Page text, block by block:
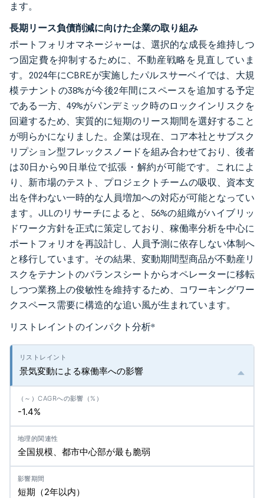
ます。
長期リース負債削減に向けた企業の取り組み
ポートフォリオマネージャーは、選択的な成長を維持しつ
つ固定費を抑制するために、不動産戦略を見直していま
す。2024年にCBREが実施したパルスサーベイでは、大規
模テナントの38%が今後2年間にスペースを追加する予定
である一方、49%がパンデミック時のロックインリスクを
回避するため、実質的に短期のリース期間を選好すること
が明らかになりました。企業は現在、コア本社とサブスク
リプション型フレックスノードを組み合わせており、後者
は30日から90日単位で拡張・解約が可能です。これによ
り、新市場のテスト、プロジェクトチームの吸収、資本支
出を伴わない一時的な人員増加への対応が可能となってい
ます。JLLのリサーチによると、56%の組織がハイブリッ
ドワーク方針を正式に策定しており、稼働率分析を中心に
ポートフォリオを再設計し、人員予測に依存しない体制へ
と移行しています。その結果、変動期間型商品が不動産リ
スクをテナントのバランスシートからオペレーターに移転
しつつ業務上の俊敏性を維持するため、コワーキングワー
クスペース需要に構造的な追い風が生まれています。
リストレイントのインパクト分析*
景気変動による稼働率への影響
-1.4%
全国規模、都市中心部が最も脆弱
短期（2年以内）